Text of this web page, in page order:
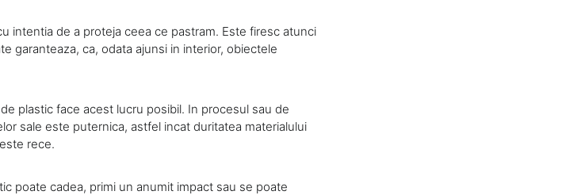
intentia de a proteja ceea ce pastram. Este firesc atunci
garanteaza, ca, odata ajunsi in interior, obiectele
plastic face acest lucru posibil. In procesul sau de
sale este puternica, astfel incat duritatea materialului
rece.
poate cadea, primi un anumit impact sau se poate